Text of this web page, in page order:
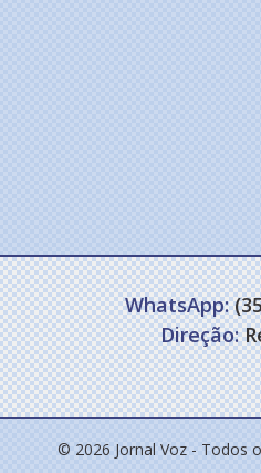
WhatsApp:
Direção:
© 2026 Jornal Voz - Todos